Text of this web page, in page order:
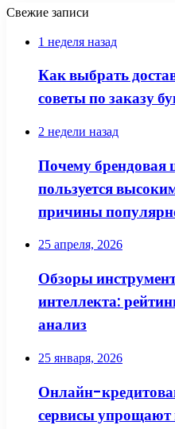
Свежие записи
1 неделя назад
Как выбрать
советы по заказу
2 недели назад
Почему брендовая
пользуется
причины
25 апреля, 2026
Обзоры
интеллекта:
анализ
25 января, 2026
Онлайн-
сервисы упрощают